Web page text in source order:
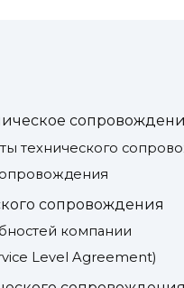
технического
сопровождения
компании
Level Agreement)